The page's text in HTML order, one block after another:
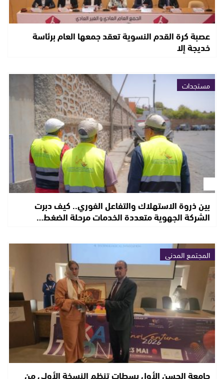
عصبة كرة القدم النسوية تعقد جمعها العام برئاسة
خديجة إلا
مستجدات
بين ذروة الاستهلاك والتفاعل الفوري.. كيف دبرت
الشركة الجهوية متعددة الخدمات مرحلة الضغط…
المجتمع المدني
جامعة الحسن الأول بسطات تنظم النسخة الأولى من